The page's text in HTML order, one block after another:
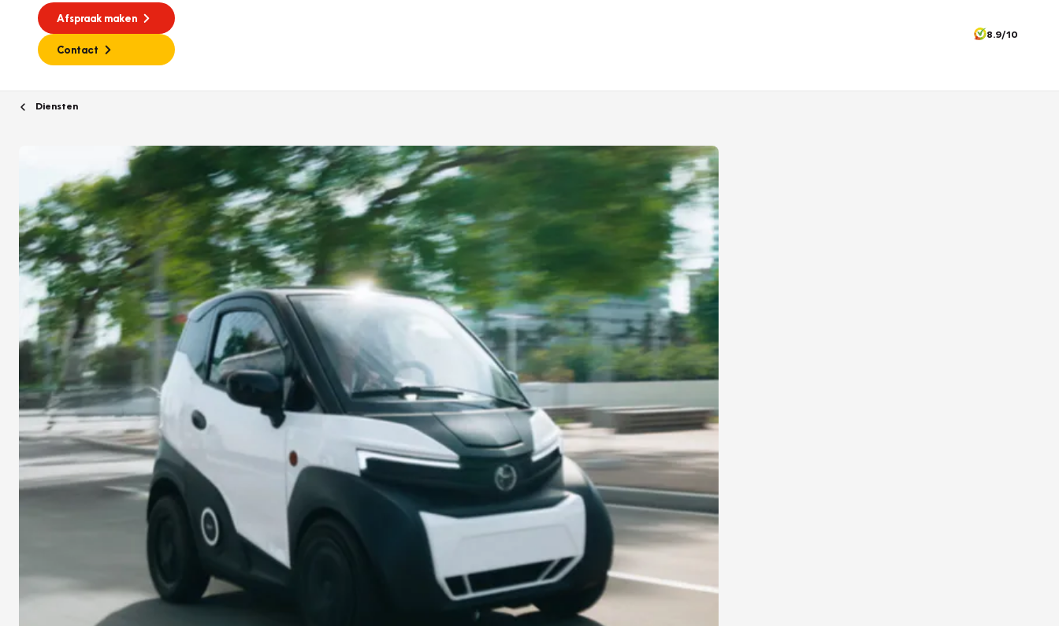
Afspraak maken
Contact
8.9/10
Diensten